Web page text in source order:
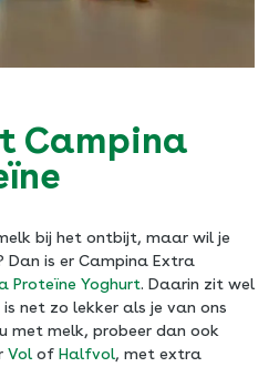
Campina
bij het ontbijt, maar wil je
is er Campina Extra
Proteïne Yoghurt. Daarin zit wel
net zo lekker als je van ons
met melk, probeer dan ook
Volof Halfvol, met extra